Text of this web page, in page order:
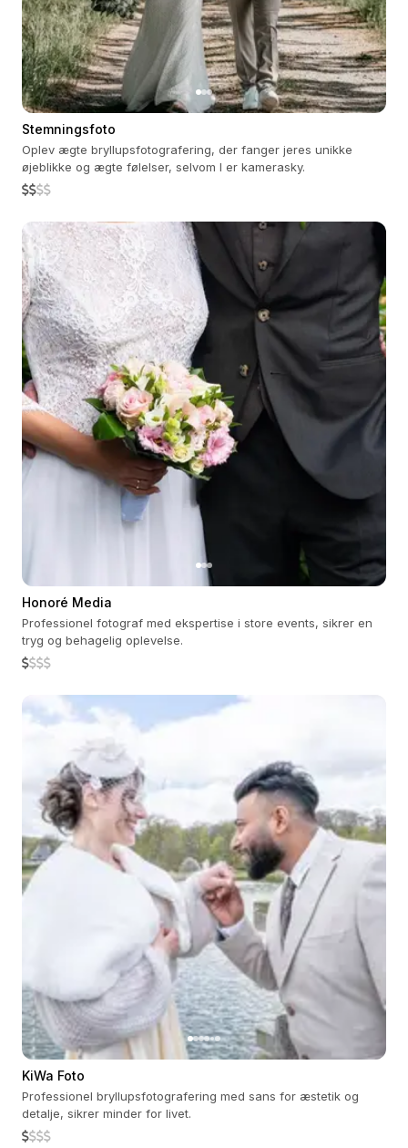
Stemningsfoto
Oplev ægte bryllupsfotografering, der fanger jeres unikke
øjeblikke og ægte følelser, selvom I er kamerasky.
Honoré Media
Professionel fotograf med ekspertise i store events, sikrer en
tryg og behagelig oplevelse.
KiWa Foto
Professionel bryllupsfotografering med sans for æstetik og
detalje, sikrer minder for livet.